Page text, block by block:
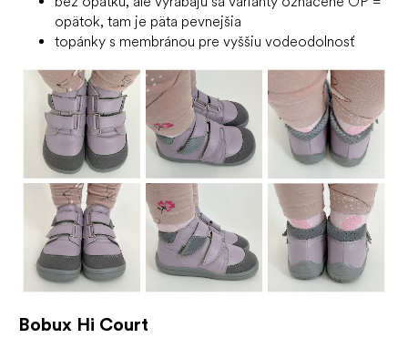
opätok, tam je päta pevnejšia
topánky s membránou pre vyššiu vodeodolnosť
Bobux Hi Court